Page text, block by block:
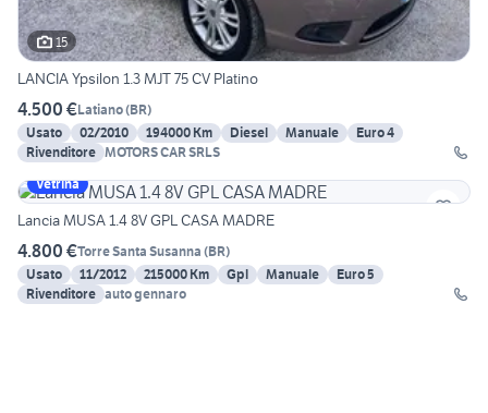
15
LANCIA Ypsilon 1.3 MJT 75 CV Platino
4.500 €Latiano(BR)
Usato
02/2010 194000 Km Diesel Manuale
Euro 4
Rivenditore MOTORS CAR SRLS
Vetrina
Lancia MUSA 1.4 8V GPL CASA MADRE
4.800 €Torre Santa Susanna (BR)
Usato
11/2012 215000 Km Gpl Manuale
Euro 5
Rivenditore auto gennaro